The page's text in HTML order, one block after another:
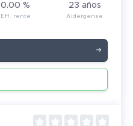
0.00 % 23 años